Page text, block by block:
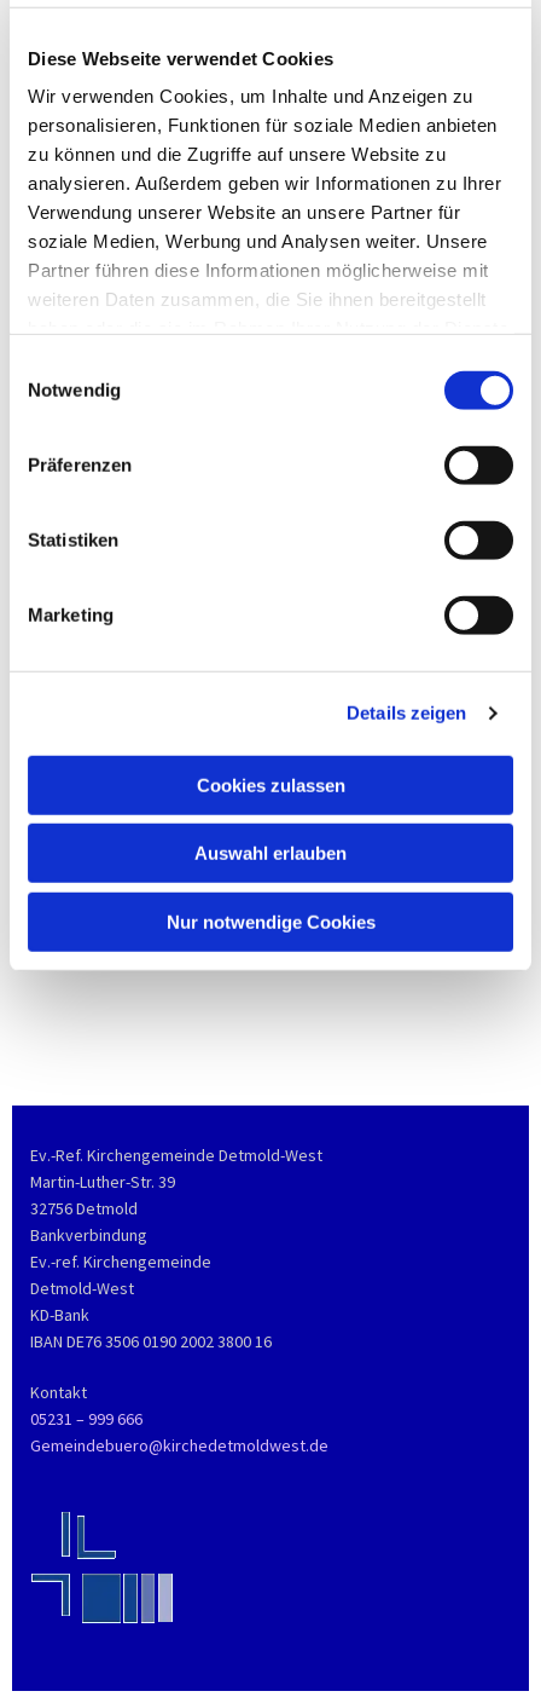
Diese Webseite verwendet Cookies
Wir verwenden Cookies, um Inhalte und Anzeigen zu
personalisieren, Funktionen für soziale Medien anbieten
zu können und die Zugriffe auf unsere Website zu
analysieren. Außerdem geben wir Informationen zu Ihrer
Verwendung unserer Website an unsere Partner für
soziale Medien, Werbung und Analysen weiter. Unsere
Partner führen diese Informationen möglicherweise mit
weiteren Daten zusammen, die Sie ihnen bereitgestellt
Notwendig
Präferenzen
Statistiken
Marketing
Details zeigen
Cookies zulassen
Auswahl erlauben
Nur notwendige Cookies
Dies könnte Sie auch
Ev.-Ref. Kirchengemeinde Detmold-West
Martin-Luther-Str. 39
32756 Detmold
Bankverbindung
Ev.-ref. Kirchengemeinde
Detmold-West
KD-Bank
IBAN DE76 3506 0190 2002 3800 16
Kontakt
05231 – 999 666
Gemeindebuero@kirchedetmoldwest.de